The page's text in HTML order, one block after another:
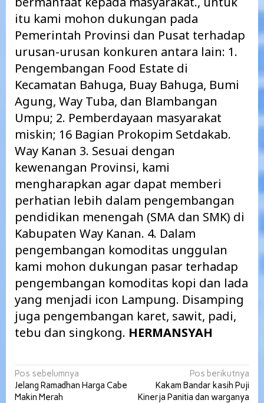
itu kami mohon dukungan pada
Pemerintah Provinsi dan Pusat terhadap
urusan-urusan konkuren antara lain: 1.
Pengembangan Food Estate di
Kecamatan Bahuga, Buay Bahuga, Bumi
Agung, Way Tuba, dan Blambangan
Umpu; 2. Pemberdayaan masyarakat
miskin; 16 Bagian Prokopim Setdakab.
Way Kanan 3. Sesuai dengan
kewenangan Provinsi, kami
mengharapkan agar dapat memberi
perhatian lebih dalam pengembangan
pendidikan menengah (SMA dan SMK) di
Kabupaten Way Kanan. 4. Dalam
pengembangan komoditas unggulan
kami mohon dukungan pasar terhadap
pengembangan komoditas kopi dan lada
yang menjadi icon Lampung. Disamping
juga pengembangan karet, sawit, padi,
tebu dan singkong. HERMANSYAH
Navigasi
pos
Pos sebelumnya
Jelang Ramadhan Harga Cabe
Makin Merah
Pos berikutnya
Kakam Bandar kasih Puji
Kinerja Panitia dan warganya